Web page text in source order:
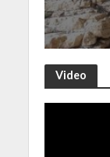
Video